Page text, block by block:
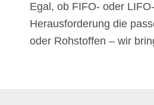
Egal, ob FIFO- oder
Herausforderung die
oder Rohstoffen – wir